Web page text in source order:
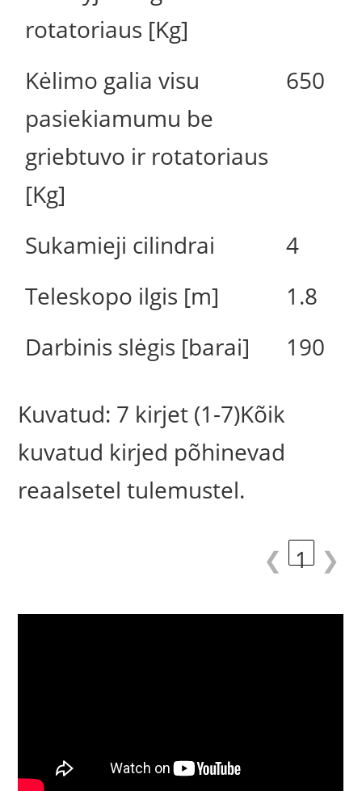
rotatoriaus [Kg]
Kėlimo galia visu
pasiekiamumu be
griebtuvo ir rotatoriaus
[Kg]
650
Sukamieji cilindrai
4
Teleskopo ilgis [m]
1.8
Darbinis slėgis [barai]
190
Kuvatud: 7 kirjet (1-7)Kõik
kuvatud kirjed põhinevad
reaalsetel tulemustel.
❮ 1 ❯